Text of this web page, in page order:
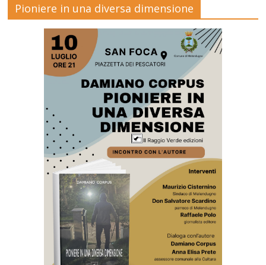
Pioniere in una diversa dimensione